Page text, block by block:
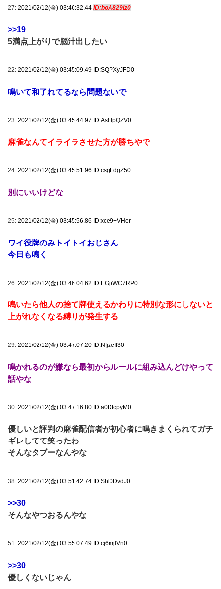
27: 2021/02/12(金) 03:46:32.44 ID:boA829Iz0
>>19
5満点上がりで脳汁出したい
22: 2021/02/12(金) 03:45:09.49 ID:SQPXyJFD0
鳴いて和了れてるなら問題ないで
23: 2021/02/12(金) 03:45:44.97 ID:As8IpQZV0
麻雀なんてイライラさせた方が勝ちやで
24: 2021/02/12(金) 03:45:51.96 ID:csgLdgZ50
別にいいけどな
25: 2021/02/12(金) 03:45:56.86 ID:xce9+VHer
ワイ役牌のみトイトイおじさん
今日も鳴く
26: 2021/02/12(金) 03:46:04.62 ID:EGpWC7RP0
鳴いたら他人の捨て牌使えるかわりに特別な形にしないと
上がれなくなる縛りが発生する
29: 2021/02/12(金) 03:47:07.20 ID:NfjzeIf30
鳴かれるのが嫌なら最初からルールに組み込んどけやって
話やな
30: 2021/02/12(金) 03:47:16.80 ID:a0DtcpyM0
優しいと評判の麻雀配信者が初心者に鳴きまくられてガチ
ギレしてて笑ったわ
そんなタブーなんやな
38: 2021/02/12(金) 03:51:42.74 ID:Shl0DvdJ0
>>30
そんなやつおるんやな
51: 2021/02/12(金) 03:55:07.49 ID:cj6mjlVn0
>>30
優しくないじゃん